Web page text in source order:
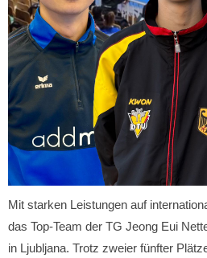
Mit starken Leistungen auf
das Top-Team der TG Jeong Eui
in Ljubljana. Trotz zweier fünfter